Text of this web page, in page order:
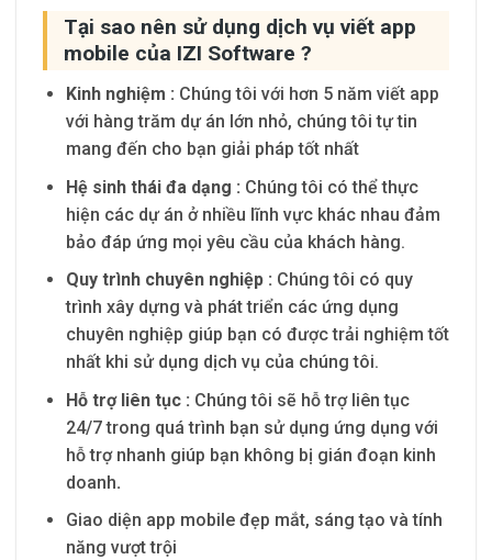
Tại sao nên sử dụng dịch vụ viết app
mobile của IZI Software ?
Kinh nghiệm : Chúng tôi với hơn 5 năm viết app
với hàng trăm dự án lớn nhỏ, chúng tôi tự tin
mang đến cho bạn giải pháp tốt nhất
Hệ sinh thái đa dạng : Chúng tôi có thể thực
hiện các dự án ở nhiều lĩnh vực khác nhau đảm
bảo đáp ứng mọi yêu cầu của khách hàng.
Quy trình chuyên nghiệp : Chúng tôi có quy
trình xây dựng và phát triển các ứng dụng
chuyên nghiệp giúp bạn có được trải nghiệm tốt
nhất khi sử dụng dịch vụ của chúng tôi.
Hỗ trợ liên tục : Chúng tôi sẽ hỗ trợ liên tục
24/7 trong quá trình bạn sử dụng ứng dụng với
hỗ trợ nhanh giúp bạn không bị gián đoạn kinh
doanh.
Giao diện app mobile đẹp mắt, sáng tạo và tính
năng vượt trội